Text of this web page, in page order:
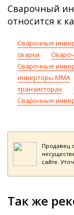
Сварочный
относится к
Сварочные
сварки
Сварочные
инверторы ММА
транзисторах
Сварочные
Продавец
сайте.
Так же